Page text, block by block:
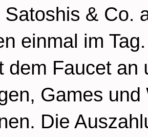
Satoshis & Co.
einmal im
dem Faucet an
Games
Die